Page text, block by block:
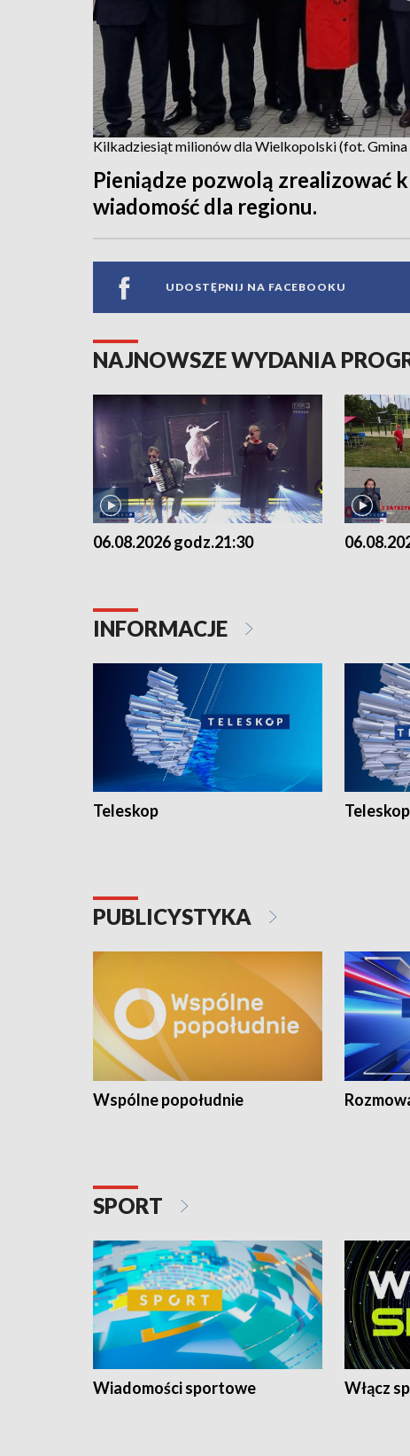
Kilkadziesiąt milionów dla Wielkopolski (fot.
Pieniądze pozwolą zrealizować
wiadomość dla regionu.
UDOSTĘPNIJ NA FACEBOOKU
NAJNOWSZE WYDANIA
06.08.2026 godz.21:30
INFORMACJE
Teleskop
PUBLICYSTYKA
Wspólne popołudnie
SPORT
Wiadomości sportowe Włącz